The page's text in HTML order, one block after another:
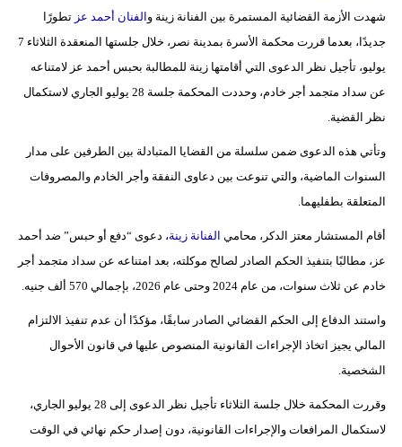
علوم
وتكنولوجيا
بيئة
سيارات
شهدت الأزمة القضائية المستمرة بين الفنانة زينة و الفنان أحمد عزتطورًا
جديدًا، بعدما قررت محكمة الأسرة بمدينة نصر، خلال جلستها المنعقدة الثلاثاء 7
يوليو، تأجيل نظر الدعوى التي أقامتها زينة للمطالبة بحبس أحمد عز لامتناعه
عن سداد متجمد أجر خادم، وحددت المحكمة جلسة 28 يوليو الجاري لاستكمال
نظر القضية.
وتأتي هذه الدعوى ضمن سلسلة من القضايا المتبادلة بين الطرفين على مدار
السنوات الماضية، والتي تنوعت بين دعاوى النفقة وأجر الخادم والمصروفات
المتعلقة بطفليهما.
أقام المستشار معتز الدكر، محامي الفنانة زينة، دعوى “دفع أو حبس” ضد أحمد
عز، مطالبًا بتنفيذ الحكم الصادر لصالح موكلته، بعد امتناعه عن سداد متجمد أجر
خادم عن ثلاث سنوات، من عام 2024 وحتى عام 2026، بإجمالي 570 ألف جنيه.
واستند الدفاع إلى الحكم القضائي الصادر سابقًا، مؤكدًا أن عدم تنفيذ الالتزام
المالي يجيز اتخاذ الإجراءات القانونية المنصوص عليها في قانون الأحوال
الشخصية.
وقررت المحكمة خلال جلسة الثلاثاء تأجيل نظر الدعوى إلى 28 يوليو الجاري،
لاستكمال المرافعات والإجراءات القانونية، دون إصدار حكم نهائي في الوقت